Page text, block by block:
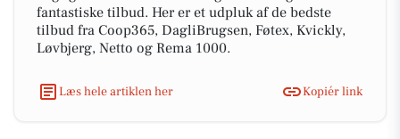
fantastiske tilbud. Her er et udpluk af de bedste
tilbud fra Coop365, DagliBrugsen, Føtex, Kvickly,
Løvbjerg, Netto og Rema 1000.
Læs hele artiklen her Kopiér link